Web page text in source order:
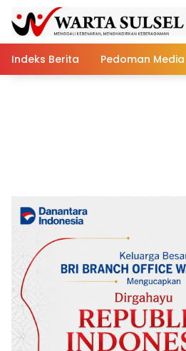
content
Indeks Berita
Pedoman Media